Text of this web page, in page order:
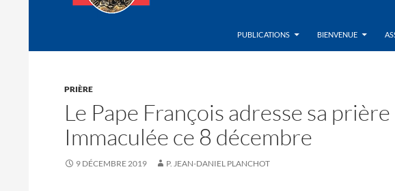
Association de la Médaille MiraculeusePUBLICATIONS BIENVENUE
PRIÈRE
Le Pape François adresse sa
Immaculée ce 8 décembre
9 DÉCEMBRE 2019 P. JEAN-DANIEL PLANCHOT